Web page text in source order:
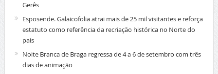
Gerês
Esposende. Galaicofolia atrai mais de 25 mil visitantes e reforça
estatuto como referência da recriação histórica no Norte do
país
Noite Branca de Braga regressa de 4 a 6 de setembro com três
dias de animação